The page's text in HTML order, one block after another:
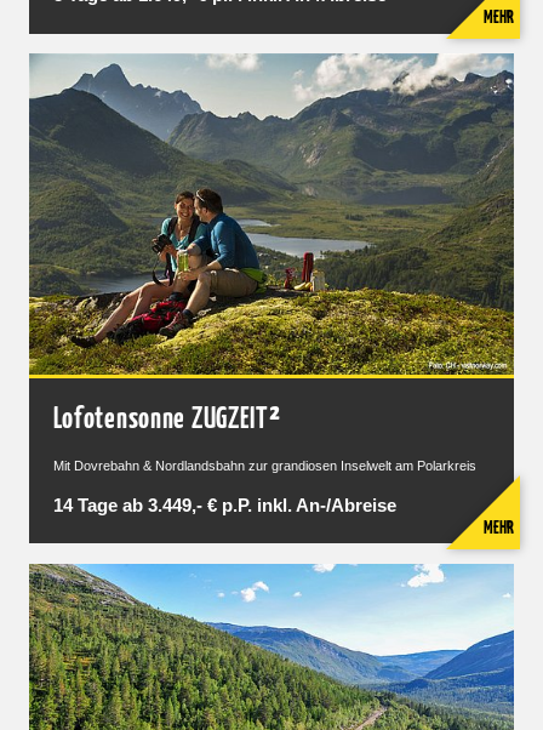
MEHR
Lofotensonne ZUGZEIT²
Mit Dovrebahn & Nordlandsbahn zur grandiosen Inselwelt am Polarkreis
14 Tage ab 3.449,- € p.P. inkl. An-/Abreise
MEHR